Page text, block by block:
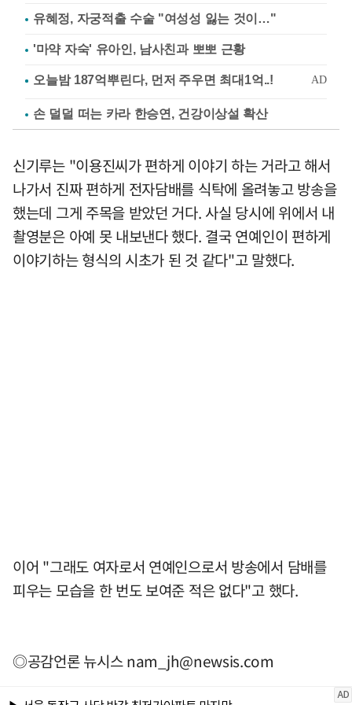
유혜정, 자궁적출 수술 "여성성 잃는 것이…"
'마약 자숙' 유아인, 남사친과 뽀뽀 근황
손 덜덜 떠는 카라 한승연, 건강이상설 확산
신기루는 "이용진씨가 편하게 이야기 하는 거라고 해서
나가서 진짜 편하게 전자담배를 식탁에 올려놓고 방송을
했는데 그게 주목을 받았던 거다. 사실 당시에 위에서 내
촬영분은 아예 못 내보낸다 했다. 결국 연예인이 편하게
이야기하는 형식의 시초가 된 것 같다"고 말했다.
이어 "그래도 여자로서 연예인으로서 방송에서 담배를
피우는 모습을 한 번도 보여준 적은 없다"고 했다.
◎공감언론 뉴시스nam_jh@newsis.com